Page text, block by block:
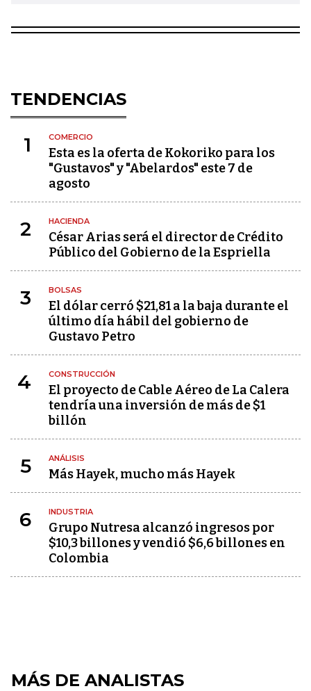
TENDENCIAS
1 COMERCIO
Esta es la oferta de Kokoriko para los
"Gustavos" y "Abelardos" este 7 de
agosto
2 HACIENDA
César Arias será el director de Crédito
Público del Gobierno de la Espriella
3 BOLSAS
El dólar cerró $21,81 a la baja durante el
último día hábil del gobierno de
Gustavo Petro
4 CONSTRUCCIÓN
El proyecto de Cable Aéreo de La Calera
tendría una inversión de más de $1
billón
5 ANÁLISIS
Más Hayek, mucho más Hayek
6 INDUSTRIA
Grupo Nutresa alcanzó ingresos por
$10,3 billones y vendió $6,6 billones en
Colombia
MÁS DE ANALISTAS